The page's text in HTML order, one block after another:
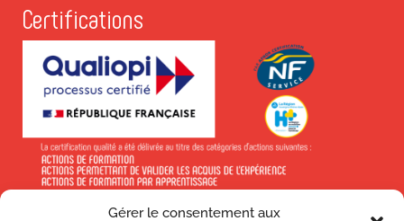
Gérer le consentement aux
Certifications